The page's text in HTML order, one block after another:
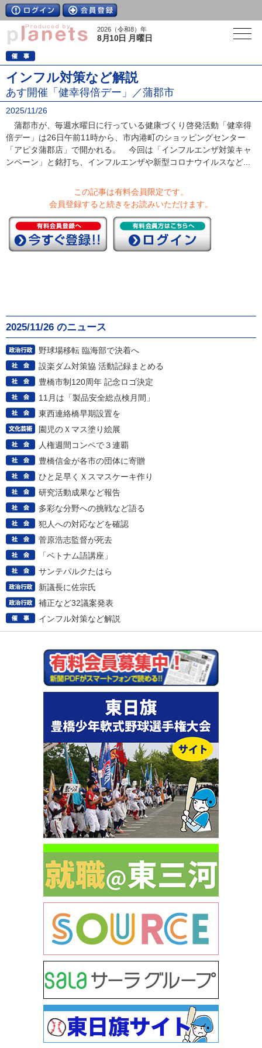
2026（令和8）年
8月10日 月曜日
インフル対策など解説
あす開催「健幸得倍デー」／蒲郡市
2025/11/26
蒲郡市が、毎週水曜日に行っている健康づくり啓発活動「健幸得
倍デー」は26日午前11時から、市内港町のショッピングセンター
「アピタ蒲郡店」で開かれる。 今回は「インフルエンザ対策キャ
ンペーン」と銘打ち、インフルエンザや新型コロナウイルスなど...
この記事は有料会員限定です。
会員登録すると続きをお読みいただけます。
2025/11/26 のニュース
野球場移転 臨海部で決着へ
設楽ダム対策協 活動記録まとめる
豊橋市制120周年 記念ロゴ決定
11月は「製品安全総点検月間」
東西連絡橋早期設置を
園児のＸマス塗り絵展
人権週間コンペで３連覇
豊橋信金が各市の団体に寄贈
ひと足早くＸスマスケーキ作り
研究活動成果など報告
多彩な分野への挑戦など語る
犯人への対応などを確認
菅原浩志監督が死去
「ベトナム語講座」
サンテパルクたはら
新議長に佐宗氏
補正など32議案発表
インフル対策など解説